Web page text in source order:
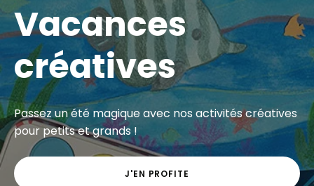
Vacances
créatives
Passez un été magique avec nos activités créatives
pour petits et grands !
J'EN PROFITE